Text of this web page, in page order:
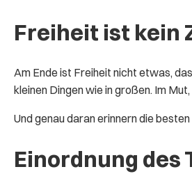
Freiheit ist kein
Am Ende ist Freiheit nicht etwas,
kleinen Dingen wie in großen. Im
Und genau daran erinnern die
Einordnung des